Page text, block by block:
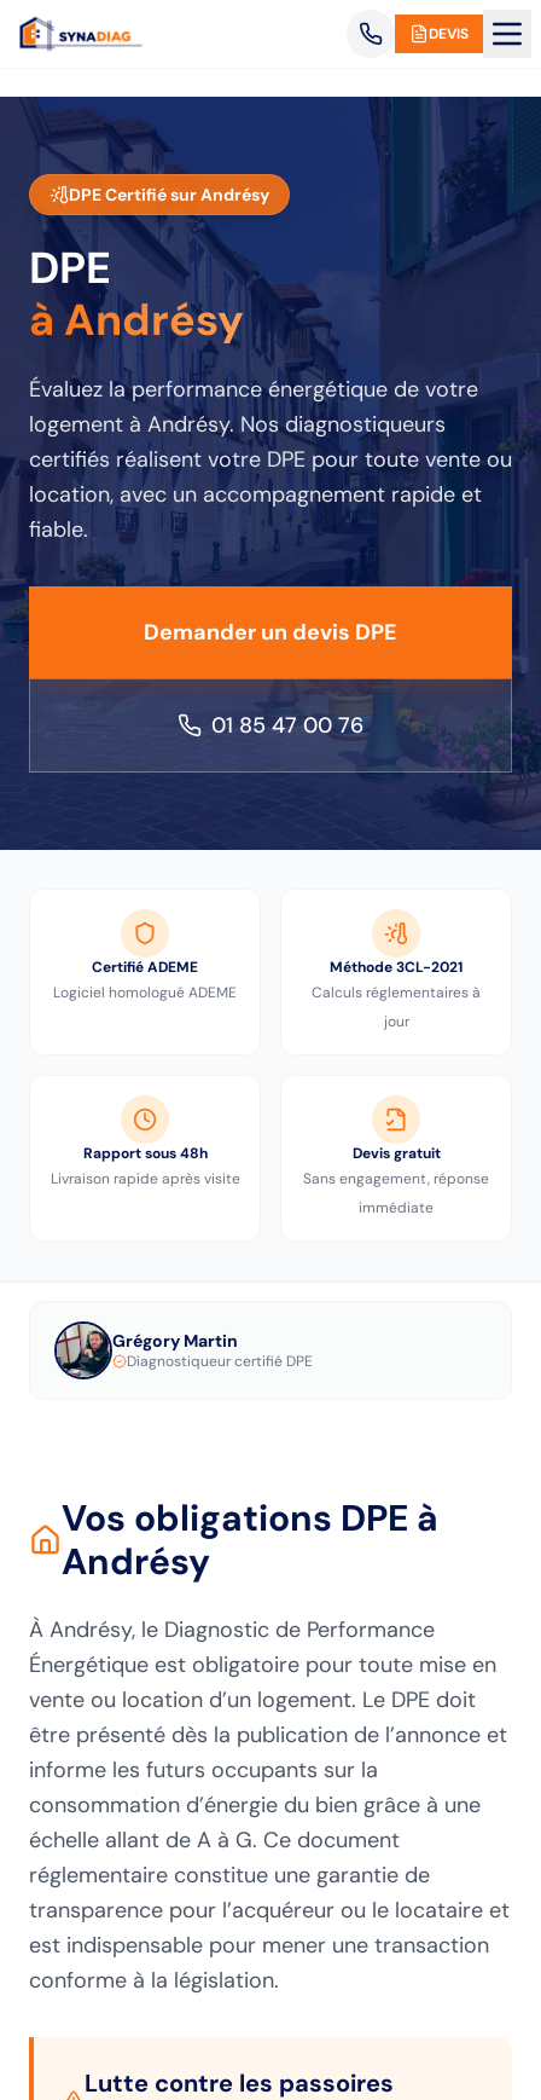
DEVIS
DPE Certifié surAndrésy
DPE
à Andrésy
Évaluez la performance énergétique de votre
logement à Andrésy. Nos diagnostiqueurs
certifiés réalisent votre DPE pour toute vente ou
location, avec un accompagnement rapide et
fiable.
Demander un devis DPE
01 85 47 00 76
Certifié ADEME
Logiciel homologué ADEME
Méthode 3CL-2021
Calculs réglementaires à
jour
Rapport sous 48h
Livraison rapide après visite
Devis gratuit
Sans engagement, réponse
immédiate
Grégory Martin
Diagnostiqueur certifié DPE
Vos obligations DPE à
Andrésy
À Andrésy, le Diagnostic de Performance
Énergétique est obligatoire pour toute mise en
vente ou location d’un logement. Le DPE doit
être présenté dès la publication de l’annonce et
informe les futurs occupants sur la
consommation d’énergie du bien grâce à une
échelle allant de A à G. Ce document
réglementaire constitue une garantie de
transparence pour l’acquéreur ou le locataire et
est indispensable pour mener une transaction
conforme à la législation.
Lutte contre les passoires
Panneau de gestion des cookies